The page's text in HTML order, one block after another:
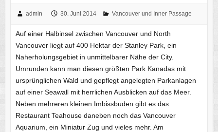
admin 30. Juni 2014 Vancouver und Inner Passage
Auf einer Halbinsel zwischen Vancouver und North
Vancouver liegt auf 400 Hektar der Stanley Park, ein
Naherholungsgebiet in unmittelbarer Nähe der City.
Umrunden kann man diesen größten Park Kanadas mit
ursprünglichen Wald und gepflegt angelegten Parkanlagen
auf einer Seawall mit herrlichen Ausblicken auf das Meer.
Neben mehreren kleinen Imbissbuden gibt es das
Restaurant Teahouse daneben noch das Vancouver
Aquarium, ein Miniatur Zug und vieles mehr. Am